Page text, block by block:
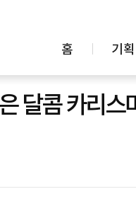
홈 기획
달콤 카리